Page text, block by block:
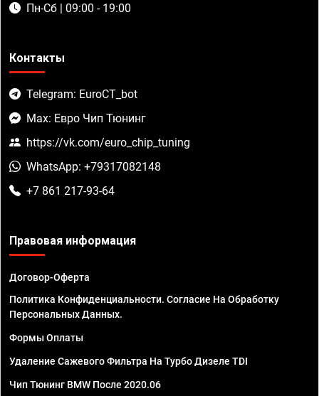
Пн-Сб | 09:00 - 19:00
Контакты
Telegram: EuroCT_bot
Max: Евро Чип Тюнинг
https://vk.com/euro_chip_tuning
WhatsApp: +79317082148
+7 861 217-93-64
Правовая информация
Договор-Оферта
Политика Конфиденциальности. Согласие На Обработку
Персональных Данных.
Формы Оплаты
Удаление Сажевого Фильтра На Турбо Дизеле TDI
Чип Тюнинг BMW После 2020.06